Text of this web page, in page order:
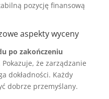
pozycję finansową
aspekty wyceny
po zakończeniu
że zarządzanie
dokładności. Każdy
dobrze przemyślany.